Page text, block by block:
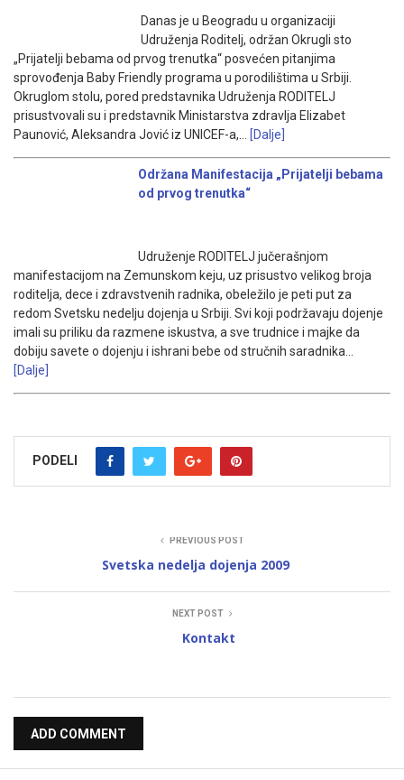
Danas je u Beogradu u organizaciji
Udruženja Roditelj, održan Okrugli sto
„Prijatelji bebama od prvog trenutka“ posvećen pitanjima
sprovođenja Baby Friendly programa u porodilištima u Srbiji.
Okruglom stolu, pored predstavnika Udruženja RODITELJ
prisustvovali su i predstavnik Ministarstva zdravlja Elizabet
Paunović, Aleksandra Jović iz UNICEF-a,… [Dalje]
Održana Manifestacija „Prijatelji bebama
od prvog trenutka“
Udruženje RODITELJ jučerašnjom
manifestacijom na Zemunskom keju, uz prisustvo velikog broja
roditelja, dece i zdravstvenih radnika, obeležilo je peti put za
redom Svetsku nedelju dojenja u Srbiji. Svi koji podržavaju dojenje
imali su priliku da razmene iskustva, a sve trudnice i majke da
dobiju savete o dojenju i ishrani bebe od stručnih saradnika…
[Dalje]
PODELI
PREVIOUS POST
Svetska nedelja dojenja 2009
NEXT POST
Kontakt
ADD COMMENT